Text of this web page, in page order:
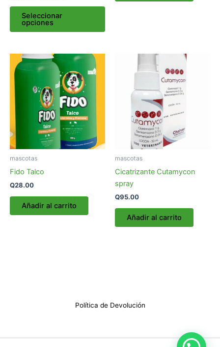
Seleccionar
opciones
producto
mascotas
Fido Talco
Q28.00
Añadir al carrito
mascotas
Cicatrizante Cutamycon
spray
Q95.00
Añadir al carrito
Política de Devolución